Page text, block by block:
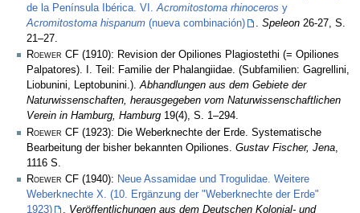
de la Península Ibérica. VI.Acromitostoma rhinoceros y
Acromitostoma hispanum (nueva combinación) . Speleon 26-27, S.
21–27.
Roewer CF (1910): Revision der Opiliones Plagiostethi (= Opiliones
Palpatores). I. Teil: Familie der Phalangiidae. (Subfamilien: Gagrellini,
Liobunini, Leptobunini.).Abhandlungen aus dem Gebiete der
Naturwissenschaften, herausgegeben vom Naturwissenschaftlichen
Verein in Hamburg, Hamburg 19(4), S. 1–294.
Roewer CF (1923): Die Weberknechte der Erde. Systematische
Bearbeitung der bisher bekannten Opiliones. Gustav Fischer, Jena
1116 S.
Roewer CF (1940): Neue Assamidae und Trogulidae. Weitere
Weberknechte X. (10. Ergänzung der "Weberknechte der Erde"
1923)
. Veröffentlichungen aus dem Deutschen Kolonial- und